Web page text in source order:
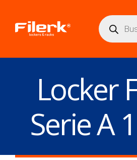
Búsqueda
de
productos
Locker
Serie A